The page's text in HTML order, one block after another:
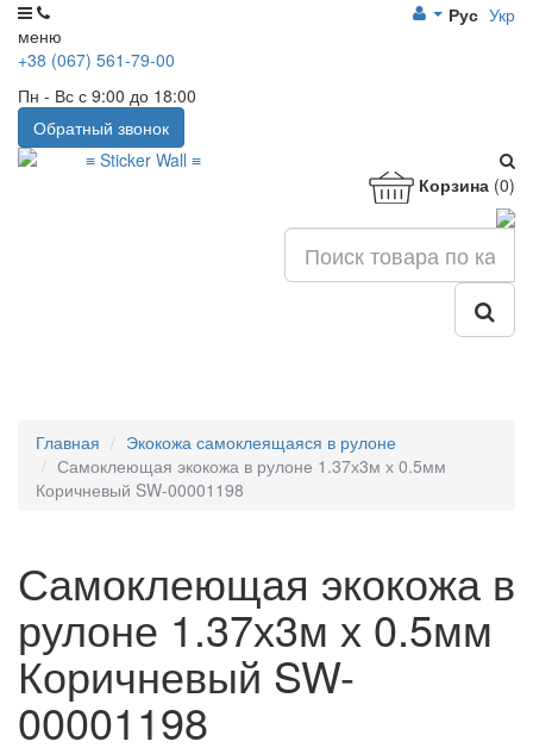
меню
Рус Укр
+38 (067) 561-79-00
Пн - Вс с 9:00 до 18:00
Обратный звонок
Корзина (0)
Главная
Экокожа самоклеящаяся в рулоне
Самоклеющая экокожа в рулоне 1.37х3м х 0.5мм
Коричневый SW-00001198
Самоклеющая экокожа в
рулоне 1.37х3м х 0.5мм
Коричневый SW-
00001198